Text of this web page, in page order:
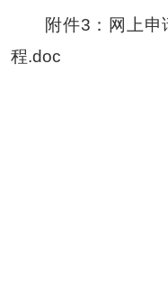
附件3：网上
程.doc